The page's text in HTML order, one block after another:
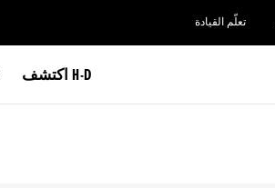
تعلّم القيادة
اكتشف H-D